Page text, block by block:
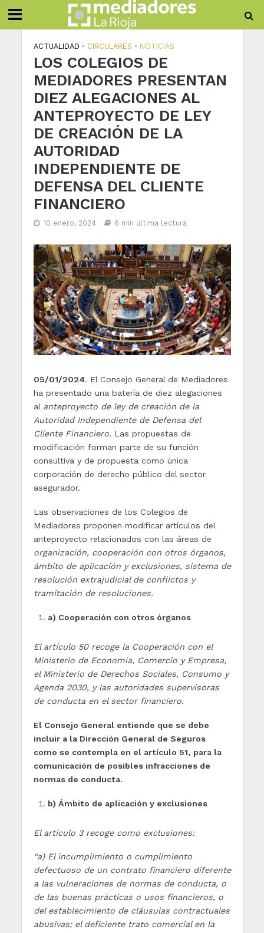
ACTUALIDAD • CIRCULARES • NOTICIAS
LOS COLEGIOS DE
MEDIADORES PRESENTAN
DIEZ ALEGACIONES AL
ANTEPROYECTO DE LEY
DE CREACIÓN DE LA
AUTORIDAD
INDEPENDIENTE DE
DEFENSA DEL CLIENTE
FINANCIERO
10 enero, 2024 6 min última lectura
05/01/2024. El Consejo General de Mediadores
ha presentado una batería de diez alegaciones
al anteproyecto de ley de creación de la
Autoridad Independiente de Defensa del
Cliente Financiero. Las propuestas de
modificación forman parte de su función
consultiva y de propuesta como única
corporación de derecho público del sector
asegurador.
Las observaciones de los Colegios de
Mediadores proponen modificar artículos del
anteproyecto relacionados con las áreas de
organización, cooperación con otros órganos,
ámbito de aplicación y exclusiones, sistema de
resolución extrajudicial de conflictos y
tramitación de resoluciones.
a) Cooperación con otros órganos
El artículo 50 recoge la Cooperación con el
Ministerio de Economía, Comercio y Empresa,
el Ministerio de Derechos Sociales, Consumo y
Agenda 2030, y las autoridades supervisoras
de conducta en el sector financiero.
El Consejo General entiende que se debe
incluir a la Dirección General de Seguros
como se contempla en el artículo 51, para la
comunicación de posibles infracciones de
normas de conducta.
b) Ámbito de aplicación y exclusiones
El artículo 3 recoge como exclusiones:
“a) El incumplimiento o cumplimiento
defectuoso de un contrato financiero diferente
a las vulneraciones de normas de conducta, o
de las buenas prácticas o usos financieros, o
del establecimiento de cláusulas contractuales
abusivas; el deficiente trato comercial en la